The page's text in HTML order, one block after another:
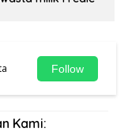
Follow
Kami: